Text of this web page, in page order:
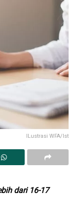
ILustrasi WFA/Ist
dari 16-17